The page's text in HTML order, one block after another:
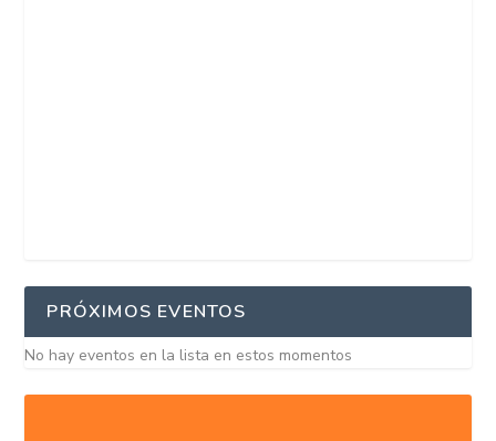
PRÓXIMOS EVENTOS
No hay eventos en la lista en estos momentos